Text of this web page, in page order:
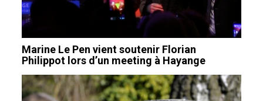
Marine Le Pen vient soutenir Florian
Philippot lors d’un meeting à Hayange